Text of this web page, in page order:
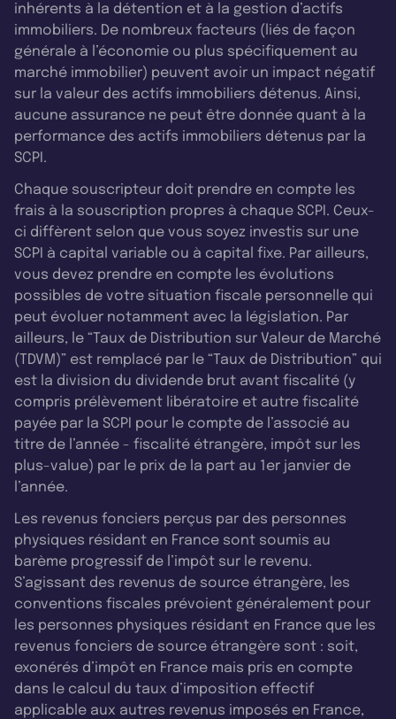
inhérents à la détention et à la gestion d’actifs
immobiliers. De nombreux facteurs (liés de façon
générale à l’économie ou plus spécifiquement au
marché immobilier) peuvent avoir un impact négatif
sur la valeur des actifs immobiliers détenus. Ainsi,
aucune assurance ne peut être donnée quant à la
performance des actifs immobiliers détenus par la
SCPI.
Chaque souscripteur doit prendre en compte les
frais à la souscription propres à chaque SCPI. Ceux-
ci diffèrent selon que vous soyez investis sur une
SCPI à capital variable ou à capital fixe. Par ailleurs,
vous devez prendre en compte les évolutions
possibles de votre situation fiscale personnelle qui
peut évoluer notamment avec la législation. Par
ailleurs, le “Taux de Distribution sur Valeur de Marché
(TDVM)” est remplacé par le “Taux de Distribution” qui
est la division du dividende brut avant fiscalité (y
compris prélèvement libératoire et autre fiscalité
payée par la SCPI pour le compte de l’associé au
titre de l’année - fiscalité étrangère, impôt sur les
plus-value) par le prix de la part au 1er janvier de
l’année.
Les revenus fonciers perçus par des personnes
physiques résidant en France sont soumis au
barème progressif de l’impôt sur le revenu.
S’agissant des revenus de source étrangère, les
conventions fiscales prévoient généralement pour
les personnes physiques résidant en France que les
revenus fonciers de source étrangère sont : soit,
exonérés d’impôt en France mais pris en compte
dans le calcul du taux d’imposition effectif
applicable aux autres revenus imposés en France,